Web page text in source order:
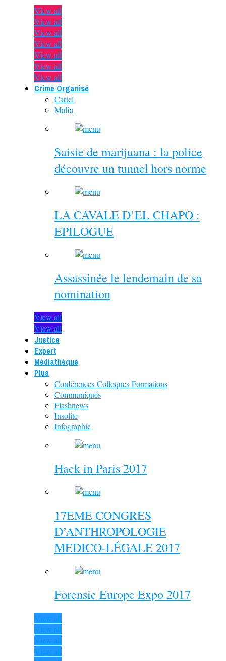
View all
View all
View all
View all
View all
View all
View all
Crime Organisé
Cartel
Mafia
Saisie de marijuana : la police
découvre un tunnel hors norme
LA CAVALE D’EL CHAPO :
EPILOGUE
Assassinée le lendemain de sa
nomination
View all
View all
Justice
Expert
Médiathèque
Plus
Conférences-Colloques-Formations
Communiqués
Flashnews
Insolite
Infographie
Hack in Paris 2017
17EME CONGRES
D’ANTHROPOLOGIE
MEDICO-LÉGALE 2017
Forensic Europe Expo 2017
View all
View all
View all
View all